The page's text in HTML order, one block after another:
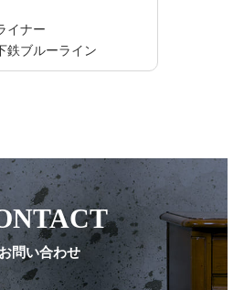
イナー
鉄ブルーライン
お問い合わせ